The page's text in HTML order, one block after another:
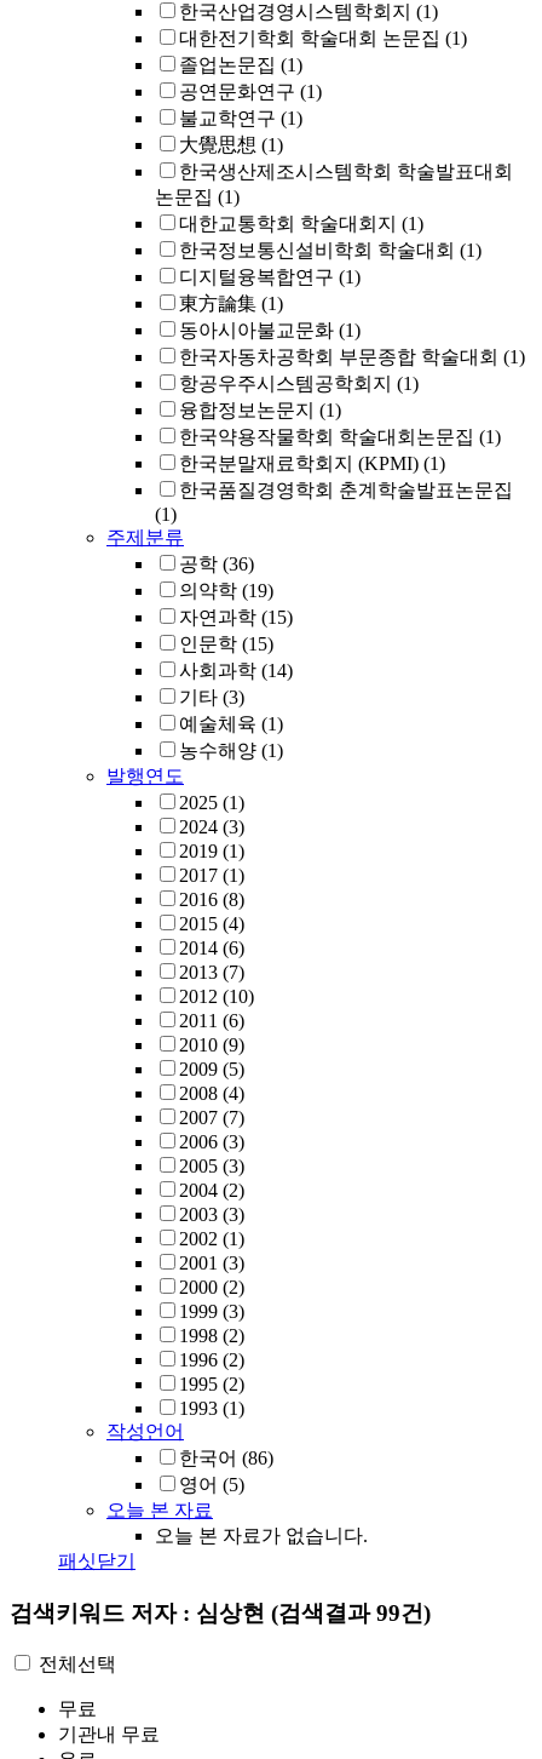
한국산업경영시스템학회지 (1)
대한전기학회 학술대회 논문집 (1)
졸업논문집 (1)
공연문화연구 (1)
불교학연구 (1)
大覺思想 (1)
한국생산제조시스템학회 학술발표대회
논문집 (1)
대한교통학회 학술대회지 (1)
한국정보통신설비학회 학술대회 (1)
디지털융복합연구 (1)
東方論集 (1)
동아시아불교문화 (1)
한국자동차공학회 부문종합 학술대회 (1)
항공우주시스템공학회지 (1)
융합정보논문지 (1)
한국약용작물학회 학술대회논문집 (1)
한국분말재료학회지 (KPMI) (1)
한국품질경영학회 춘계학술발표논문집
(1)
주제분류
공학 (36)
의약학 (19)
자연과학 (15)
인문학 (15)
사회과학 (14)
기타 (3)
예술체육 (1)
농수해양 (1)
발행연도
2025 (1)
2024 (3)
2019 (1)
2017 (1)
2016 (8)
2015 (4)
2014 (6)
2013 (7)
2012 (10)
2011 (6)
2010 (9)
2009 (5)
2008 (4)
2007 (7)
2006 (3)
2005 (3)
2004 (2)
2003 (3)
2002 (1)
2001 (3)
2000 (2)
1999 (3)
1998 (2)
1996 (2)
1995 (2)
1993 (1)
작성언어
한국어 (86)
영어 (5)
오늘 본 자료
오늘 본 자료가 없습니다.
패싯닫기
검색키워드 저자 : 심상현 (검색결과 99건)
전체선택
무료
기관내 무료